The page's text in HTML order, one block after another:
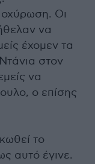
Οι
να
έχομεν τα
στον
να
ο επίσης
το
αυτό έγινε.